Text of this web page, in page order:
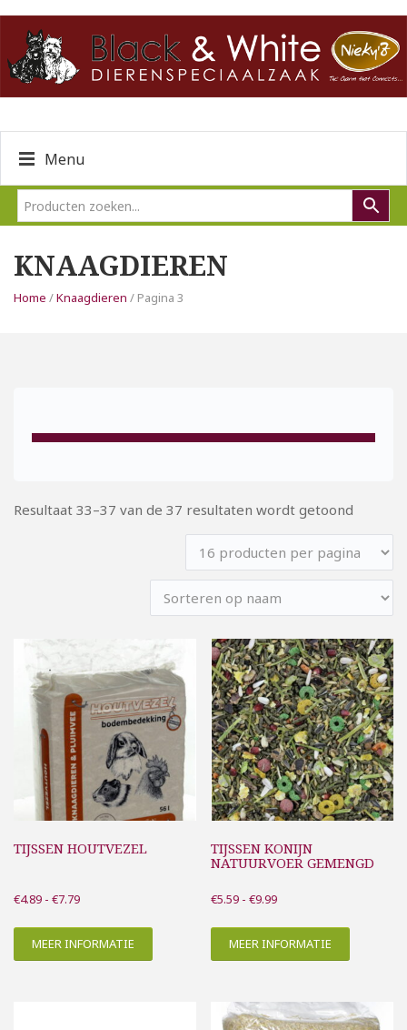
Menu
KNAAGDIEREN
Home /Knaagdieren / Pagina 3
Resultaat 33–37 van de 37 resultaten wordt getoond
TIJSSEN HOUTVEZEL
€4.89 - €7.79Prijsklasse:
tot
€7.79
MEER INFORMATIE
TIJSSEN KONIJN
NATUURVOER GEMENGD
€5.59 - €9.99Prijsklasse:
tot
€9.99
MEER INFORMATIE